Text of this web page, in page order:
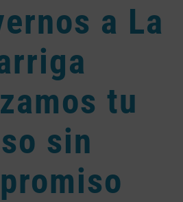
a La
tu
sin